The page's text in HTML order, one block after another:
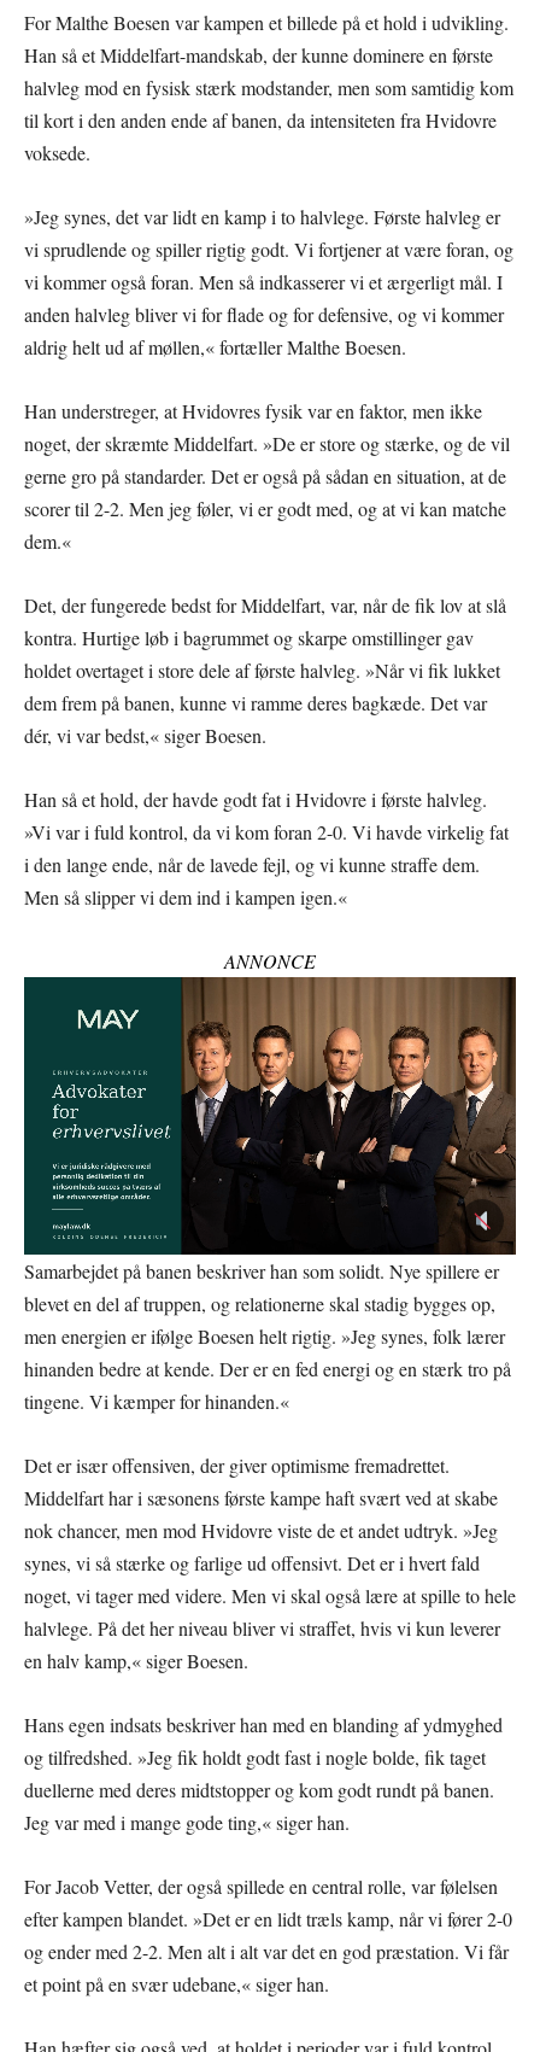
For Malthe Boesen var kampen et billede på et hold i udvikling.
Han så et Middelfart-mandskab, der kunne dominere en første
halvleg mod en fysisk stærk modstander, men som samtidig kom
til kort i den anden ende af banen, da intensiteten fra Hvidovre
voksede.
»Jeg synes, det var lidt en kamp i to halvlege. Første halvleg er
vi sprudlende og spiller rigtig godt. Vi fortjener at være foran, og
vi kommer også foran. Men så indkasserer vi et ærgerligt mål. I
anden halvleg bliver vi for flade og for defensive, og vi kommer
aldrig helt ud af møllen,« fortæller Malthe Boesen.
Han understreger, at Hvidovres fysik var en faktor, men ikke
noget, der skræmte Middelfart. »De er store og stærke, og de vil
gerne gro på standarder. Det er også på sådan en situation, at de
scorer til 2-2. Men jeg føler, vi er godt med, og at vi kan matche
dem.«
Det, der fungerede bedst for Middelfart, var, når de fik lov at slå
kontra. Hurtige løb i bagrummet og skarpe omstillinger gav
holdet overtaget i store dele af første halvleg. »Når vi fik lukket
dem frem på banen, kunne vi ramme deres bagkæde. Det var
dér, vi var bedst,« siger Boesen.
Han så et hold, der havde godt fat i Hvidovre i første halvleg.
»Vi var i fuld kontrol, da vi kom foran 2-0. Vi havde virkelig fat
i den lange ende, når de lavede fejl, og vi kunne straffe dem.
Men så slipper vi dem ind i kampen igen.«
ANNONCE
Samarbejdet på banen beskriver han som solidt. Nye spillere er
blevet en del af truppen, og relationerne skal stadig bygges op,
men energien er ifølge Boesen helt rigtig. »Jeg synes, folk lærer
hinanden bedre at kende. Der er en fed energi og en stærk tro på
tingene. Vi kæmper for hinanden.«
Det er især offensiven, der giver optimisme fremadrettet.
Middelfart har i sæsonens første kampe haft svært ved at skabe
nok chancer, men mod Hvidovre viste de et andet udtryk. »Jeg
synes, vi så stærke og farlige ud offensivt. Det er i hvert fald
noget, vi tager med videre. Men vi skal også lære at spille to hele
halvlege. På det her niveau bliver vi straffet, hvis vi kun leverer
en halv kamp,« siger Boesen.
Hans egen indsats beskriver han med en blanding af ydmyghed
og tilfredshed. »Jeg fik holdt godt fast i nogle bolde, fik taget
duellerne med deres midtstopper og kom godt rundt på banen.
Jeg var med i mange gode ting,« siger han.
For Jacob Vetter, der også spillede en central rolle, var følelsen
efter kampen blandet. »Det er en lidt træls kamp, når vi fører 2-0
og ender med 2-2. Men alt i alt var det en god præstation. Vi får
et point på en svær udebane,« siger han.